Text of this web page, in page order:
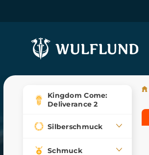
Kingdom Come:
Deliverance 2
Silberschmuck
Schmuck